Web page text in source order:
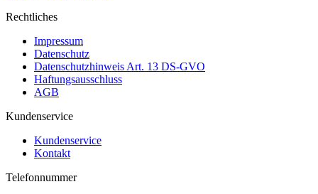
Rechtliches
Impressum
Datenschutz
Datenschutzhinweis Art. 13 DS-GVO
Haftungsausschluss
AGB
Kundenservice
Kundenservice
Kontakt
Telefonnummer